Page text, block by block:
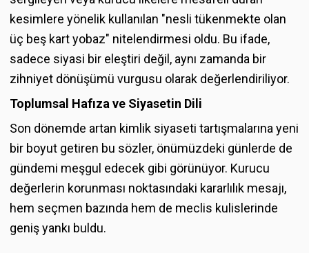
kesimlere yönelik kullanılan "nesli tükenmekte olan
üç beş kart yobaz" nitelendirmesi oldu. Bu ifade,
sadece siyasi bir eleştiri değil, aynı zamanda bir
zihniyet dönüşümü vurgusu olarak değerlendiriliyor.
Toplumsal Hafıza ve Siyasetin Dili
Son dönemde artan kimlik siyaseti tartışmalarına yeni
bir boyut getiren bu sözler, önümüzdeki günlerde de
gündemi meşgul edecek gibi görünüyor. Kurucu
değerlerin korunması noktasındaki kararlılık mesajı,
hem seçmen bazında hem de meclis kulislerinde
geniş yankı buldu.